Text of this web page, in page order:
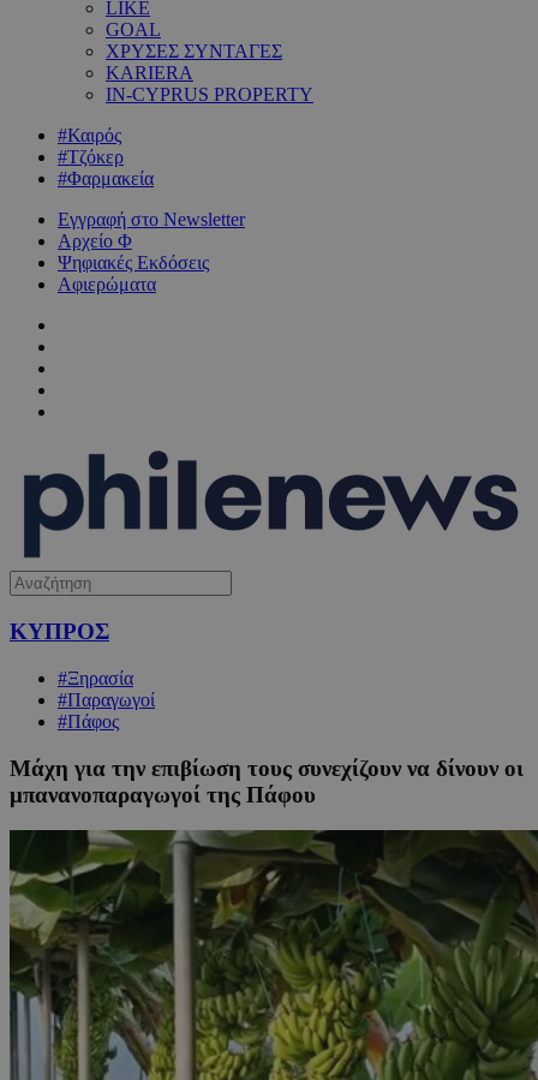
LIKE
GOAL
ΧΡΥΣΕΣ ΣΥΝΤΑΓΕΣ
KARIERA
IN-CYPRUS PROPERTY
#Καιρός
#Τζόκερ
#Φαρμακεία
Εγγραφή στο Newsletter
Αρχείο Φ
Ψηφιακές Εκδόσεις
Αφιερώματα
ΚΥΠΡΟΣ
#Ξηρασία
#Παραγωγοί
#Πάφος
Μάχη για την επιβίωση τους συνεχίζουν να δίνουν οι
μπανανοπαραγωγοί της Πάφου